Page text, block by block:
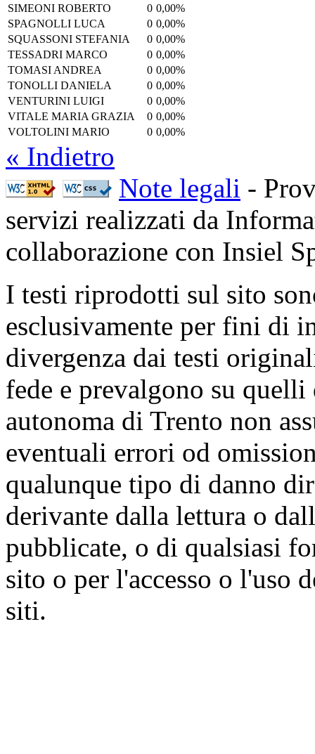
SIMEONI ROBERTO
0 0,00%
SPAGNOLLI LUCA
0 0,00%
SQUASSONI STEFANIA
0 0,00%
TESSADRI MARCO
0 0,00%
TOMASI ANDREA
0 0,00%
TONOLLI DANIELA
0 0,00%
VENTURINI LUIGI
0 0,00%
VITALE MARIA GRAZIA
0 0,00%
VOLTOLINI MARIO
0 0,00%
« Indietro
Note legali -
servizi realizzati da
collaborazione con Insiel
I testi riprodotti sul sito
esclusivamente per fini di
divergenza dai testi
fede e prevalgono su
autonoma di Trento non
eventuali errori od
qualunque tipo di danno
derivante dalla lettura o
pubblicate, o di qualsiasi
sito o per l'accesso o l'uso
siti.